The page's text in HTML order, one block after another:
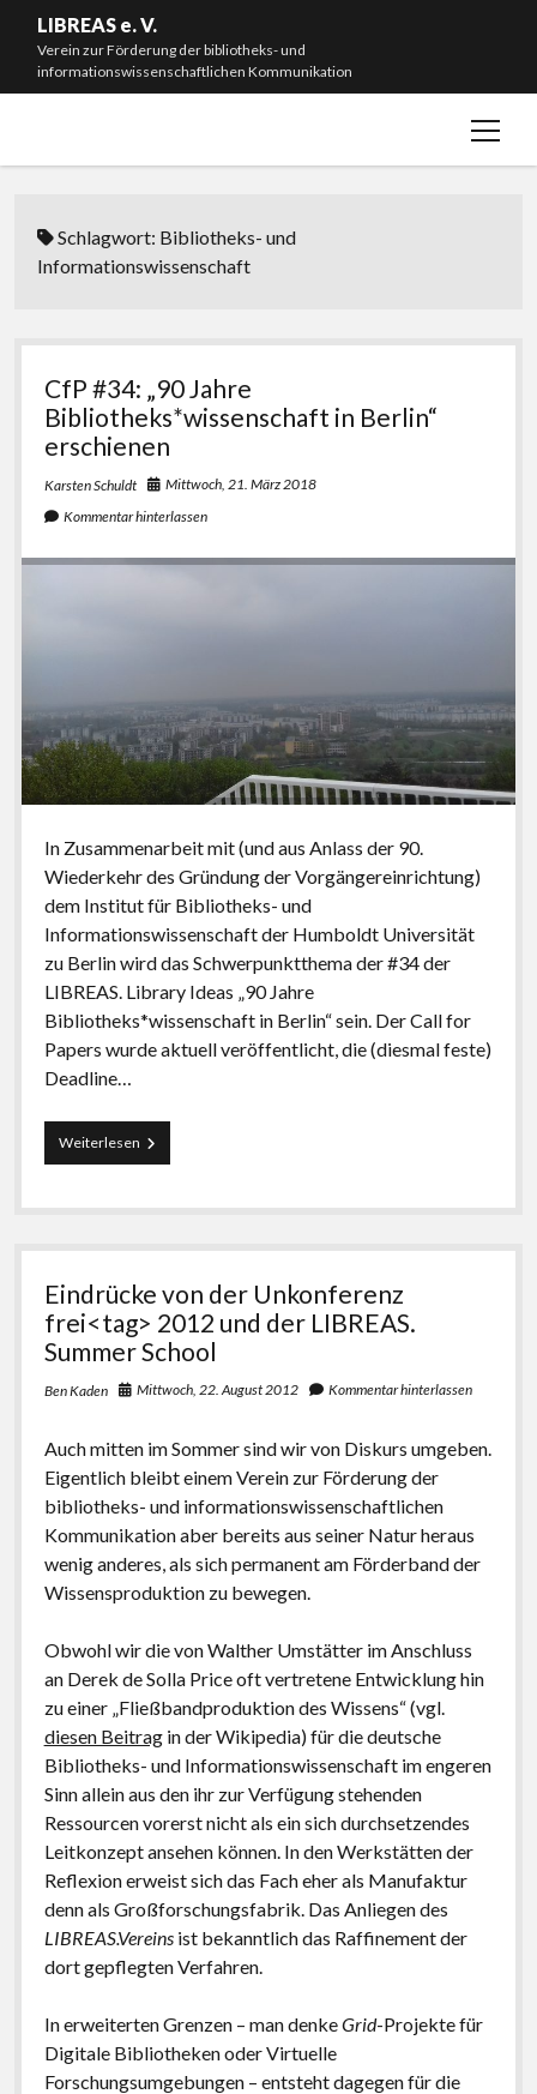
LIBREAS e. V.
Verein zur Förderung der bibliotheks- und
informationswissenschaftlichen Kommunikation
Menü
Mitgliedschaft
Satzung
Impressum
#L20J – Zwanzig Jahre LIBREAS. Library Ideas
instagram
blueskyemail-
form
github
Schlagwort: Bibliotheks- und
Informationswissenschaft
CfP #34: „90 Jahre
Bibliotheks*wissenschaft in Berlin“
erschienen
Karsten Schuldt
Mittwoch, 21. März 2018
Kommentar hinterlassen
In Zusammenarbeit mit (und aus Anlass der 90.
Wiederkehr des Gründung der Vorgängereinrichtung)
dem Institut für Bibliotheks- und
Informationswissenschaft der Humboldt Universität
zu Berlin wird das Schwerpunktthema der #34 der
LIBREAS. Library Ideas „90 Jahre
Bibliotheks*wissenschaft in Berlin“ sein. Der Call for
Papers wurde aktuell veröffentlicht, die (diesmal feste)
Deadline…
WeiterlesenCfP
#34:
Jahre
in
erschienen
Eindrücke von der Unkonferenz
frei<tag> 2012 und der LIBREAS.
Summer School
Ben Kaden Mittwoch, 22. August 2012 Kommentar hinterlassen
Auch mitten im Sommer sind wir von Diskurs umgeben.
Eigentlich bleibt einem Verein zur Förderung der
bibliotheks- und informationswissenschaftlichen
Kommunikation aber bereits aus seiner Natur heraus
wenig anderes, als sich permanent am Förderband der
Wissensproduktion zu bewegen.
Obwohl wir die von Walther Umstätter im Anschluss
an Derek de Solla Price oft vertretene Entwicklung hin
zu einer „Fließbandproduktion des Wissens“ (vgl.
diesen Beitragin der Wikipedia) für die deutsche
Bibliotheks- und Informationswissenschaft im engeren
Sinn allein aus den ihr zur Verfügung stehenden
Ressourcen vorerst nicht als ein sich durchsetzendes
Leitkonzept ansehen können. In den Werkstätten der
Reflexion erweist sich das Fach eher als Manufaktur
denn als Großforschungsfabrik. Das Anliegen des
LIBREAS.Vereinsist bekanntlich das Raffinement der
dort gepflegten Verfahren.
In erweiterten Grenzen – man denkeGrid-Projekte für
Digitale Bibliotheken oder Virtuelle
Forschungsumgebungen – entsteht dagegen für die